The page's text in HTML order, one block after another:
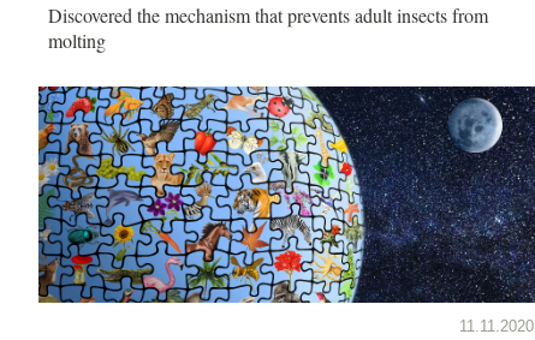
Discovered the mechanism that prevents adult insects from
molting
11.11.2020